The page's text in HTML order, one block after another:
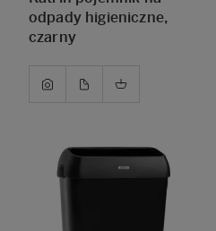
odpady higieniczne,
czarny